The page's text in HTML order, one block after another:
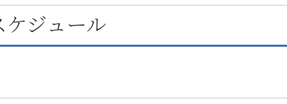
ジュール